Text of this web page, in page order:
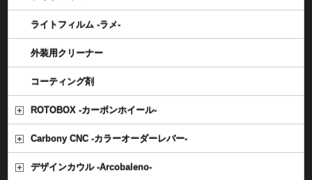
ライトフィルム -ラメ-
外装用クリーナー
コーティング剤
ROTOBOX -カーボンホイール-
Carbony CNC -カラーオーダーレバー-
デザインカウル -Arcobaleno-